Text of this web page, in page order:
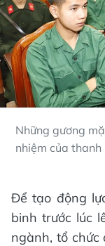
Những gương
nhiệm của
Để tạo động
binh trước lúc
ngành, tổ chức